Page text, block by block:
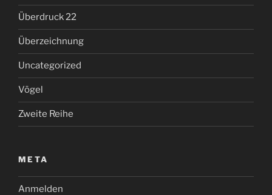
Überdruck 22
Überzeichnung
Uncategorized
Vögel
Zweite Reihe
META
Anmelden